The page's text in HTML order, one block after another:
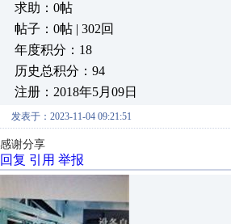
求助：0帖
帖子：0帖 | 302回
年度积分：18
历史总积分：94
注册：2018年5月09日
发表于：2023-11-04 09:21:51
感谢分享
回复 引用 举报